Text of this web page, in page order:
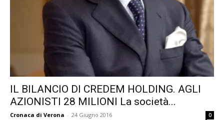
IL BILANCIO DI CREDEM HOLDING. AGLI
AZIONISTI 28 MILIONI La società...
Cronaca di Verona - 24 Giugno 2016 0